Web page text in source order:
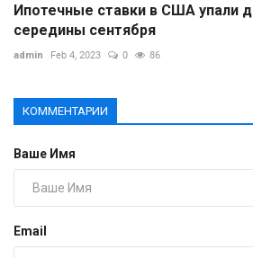
Ипотечные ставки в США упали
середины сентября
admin Feb 4, 2023 0 86
КОММЕНТАРИИ
Ваше Имя
Email